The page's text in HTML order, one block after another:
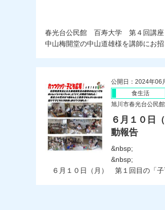
春光台公民館 百寿大学 第４回講座
中山梅開堂の中山道雄様を講師にお招
公開日：2024年06
食生活
旭川市春光台公民館
６月１０日
動報告
&nbsp;
&nbsp;
６月１０日（月） 第１回目の「子